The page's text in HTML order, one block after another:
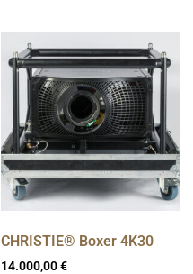
CHRISTIE® Boxer 4K30
14.000,00€